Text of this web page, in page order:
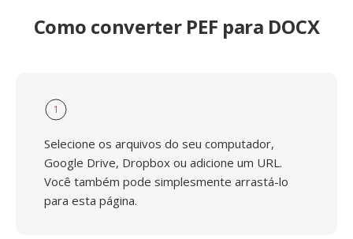
Como converter PEF para DOCX
1
Selecione os arquivos do seu computador,
Google Drive, Dropbox ou adicione um URL.
Você também pode simplesmente arrastá-lo
para esta página.